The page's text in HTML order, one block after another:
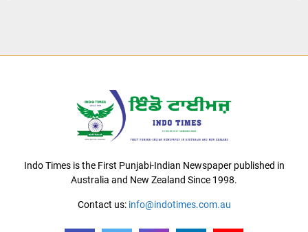
Indo Times is the First Punjabi-Indian Newspaper published in
Australia and New Zealand Since 1998.
Contact us: info@indotimes.com.au